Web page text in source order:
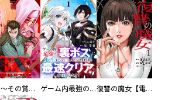
EX ～その賞金稼ぎは、世界の出口を探す～【単行本版】 ゲーム内最強の『裏ボス』に転生したので、主人公の代わりに最速クリアを目指します！【電子単行本版】 復讐の魔女【電子単行本版】